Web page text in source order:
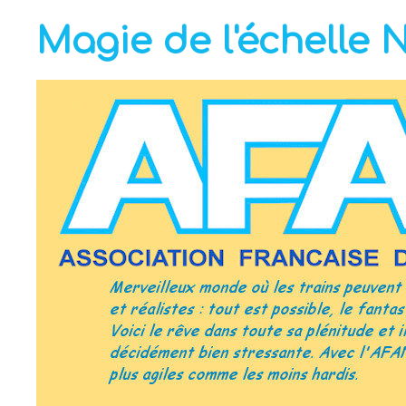
Magie de l'échelle